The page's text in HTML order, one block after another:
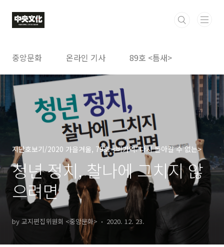
중앙문화 온라인 기사 89호 <틈새>
지난호보기/2020 가을겨울, 79호 <비가역: 다시 돌아갈 수 없는>
청년 정치, 찰나에 그치지 않
으려면
by 교지편집위원회 <중앙문화> 2020. 12. 23.